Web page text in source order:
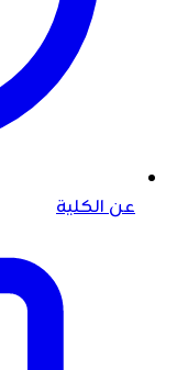
عن الكلية